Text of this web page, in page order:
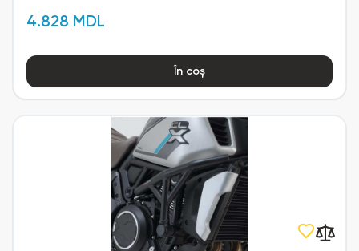
4.828 MDL
În coș